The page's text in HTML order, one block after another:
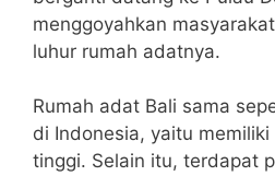
menggoyahkan
luhur rumah adatnya.
Rumah adat Bali sama
di Indonesia, yaitu
tinggi. Selain itu, terdapat